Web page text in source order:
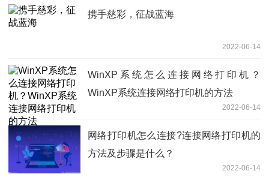
携手慈彩，征战蓝海
2022-06-14
WinXP系统怎么连接网络打印机？
WinXP系统连接网络打印机的方法
2022-06-14
网络打印机怎么连接?连接网络打印机的
方法及步骤是什么？
2022-06-14